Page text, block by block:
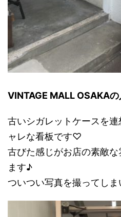
VINTAGE MALL OSAKAの
古いシガレットケースを
ャレな看板です♡
古びた感じがお店の素敵
ます♪
ついつい写真を撮ってしま